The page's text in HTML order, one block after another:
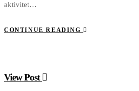
aktivitet…
CONTINUE READING
View Post